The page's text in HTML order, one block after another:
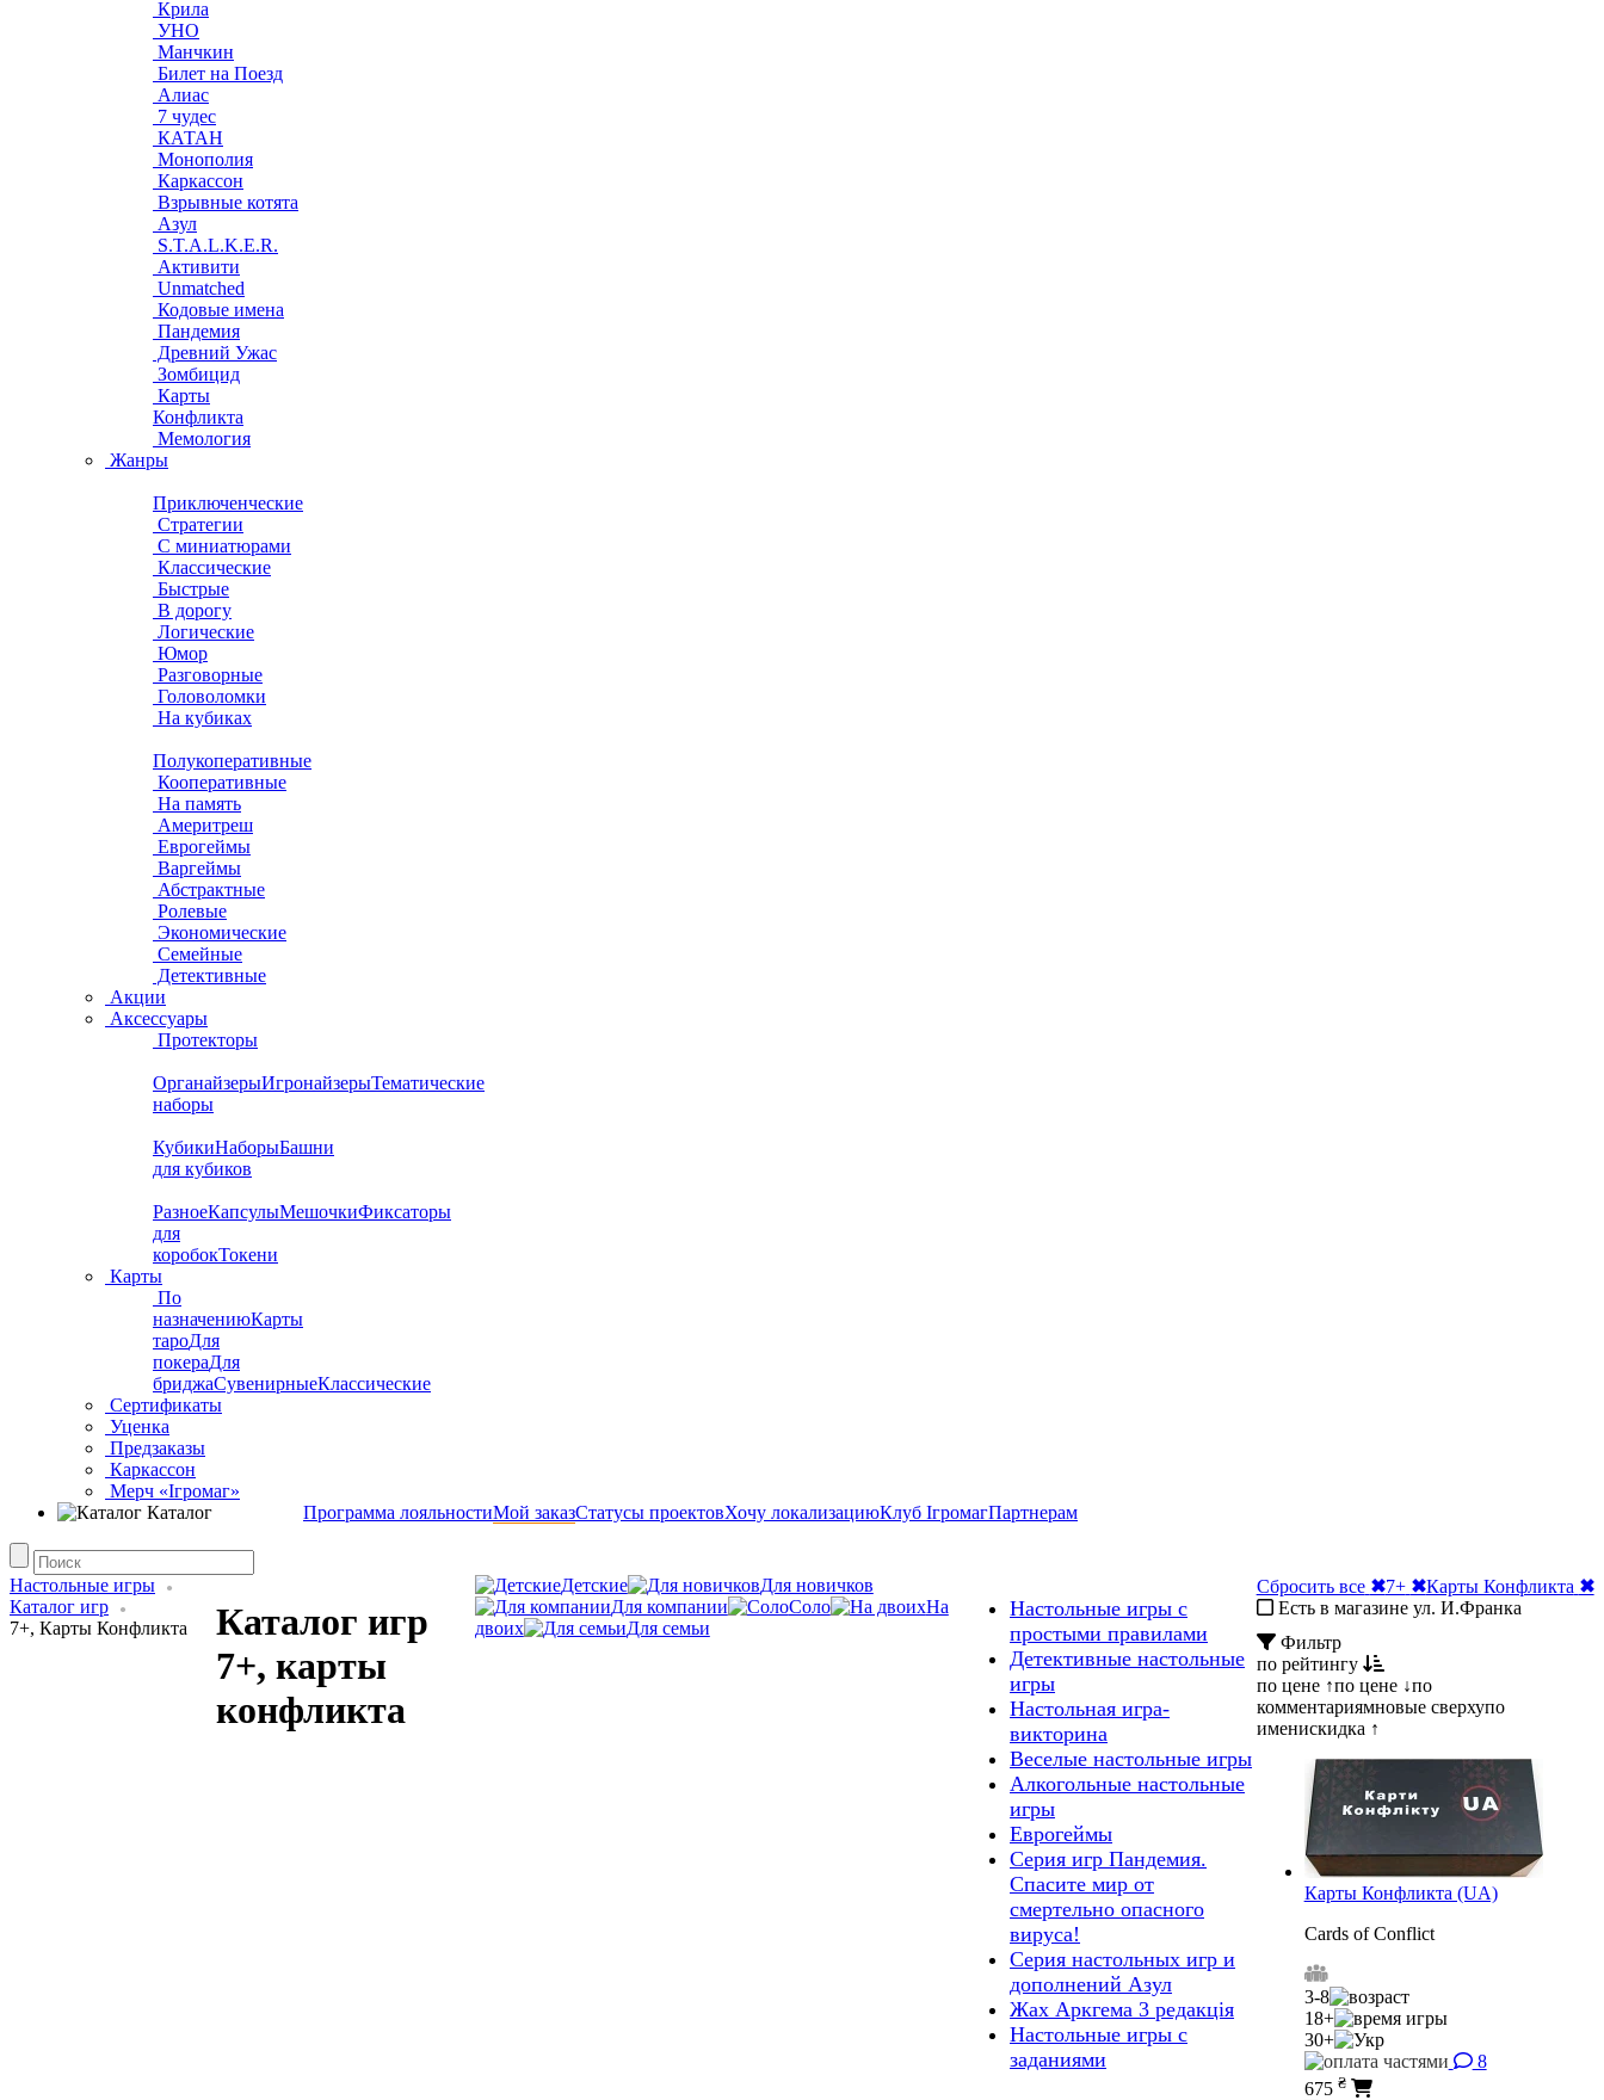
Крила
УНО
Манчкин
Билет на Поезд
Алиас
7 чудес
КАТАН
Монополия
Каркассон
Взрывные котята
Азул
S.T.A.L.K.E.R.
Активити
Unmatched
Кодовые имена
Пандемия
Древний Ужас
Зомбицид
Карты
Конфликта
Мемология
Жанры
Приключенческие
Стратегии
С миниатюрами
Классические
Быстрые
В дорогу
Логические
Юмор
Разговорные
Головоломки
На кубиках
Полукоперативные
Кооперативные
На память
Америтреш
Еврогеймы
Варгеймы
Абстрактные
Ролевые
Экономические
Семейные
Детективные
Акции
Аксессуары
Протекторы
ОрганайзерыИгронайзерыТематические
наборы
КубикиНаборыБашни
для кубиков
РазноеКапсулыМешочкиФиксаторы
для
коробокТокени
Карты
По
назначениюКарты
тароДля
покераДля
бриджаСувенирныеКлассические
Сертификаты
Уценка
Предзаказы
Каркассон
Мерч «Ігромаг»
Каталог
Программа лояльностиМой заказСтатусы проектовХочу локализациюКлуб ІгромагПартнерам
Настольные игры
Каталог игр
7+, Карты Конфликта
Каталог игр
7+, карты
конфликта
Детские
Для новичков
Для компании
Соло
На
двоих
Для семьи
Настольные игры с
простыми правилами
Детективные настольные
игры
Настольная игра-
викторина
Веселые настольные игры
Алкогольные настольные
игры
Еврогеймы
Серия игр Пандемия.
Спасите мир от
смертельно опасного
вируса!
Серия настольных игр и
дополнений Азул
Жах Аркгема 3 редакція
Настольные игры с
заданиями
Сбросить все ✖7+ ✖Карты Конфликта ✖
Есть в магазине ул. И.Франка
Фильтр
по рейтингу
по цене ↑по цене ↓по
комментариямновые сверхупо
именискидка ↑
Карты Конфликта (UA)
Cards of Сonflict
3-8
18+
30+
8
675 ₴